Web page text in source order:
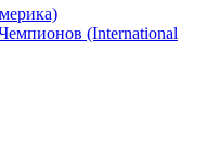
(International